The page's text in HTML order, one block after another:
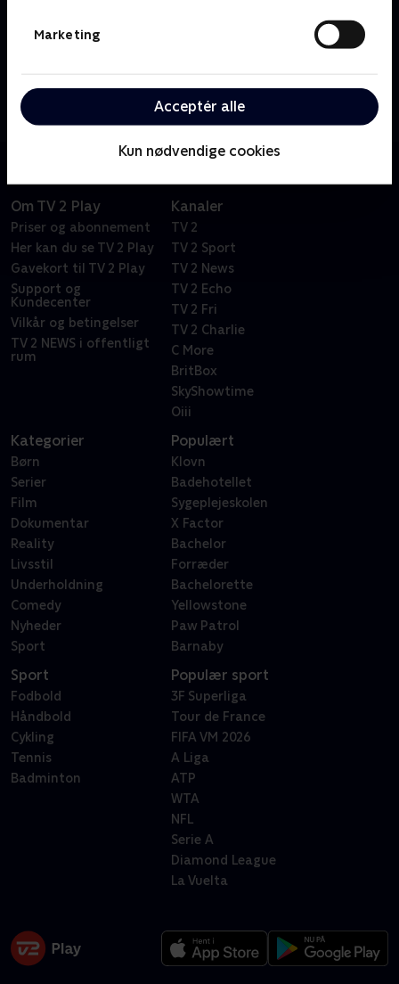
Marketing
Acceptér alle
Kun nødvendige cookies
på strømmen. Men hvordan får en familie i Danmark
hverdagen til at fungere, hvis der slukkes helt for
familie, når de i 20 dage prøver at leve uden strøm
derhjemme.
Om TV 2 Play
Priser og abonnement
Her kan du se TV 2 Play
Gavekort til TV 2 Play
Support og
Kundecenter
Vilkår og betingelser
TV 2 NEWS i offentligt
rum
Kanaler
TV 2
TV 2 Sport
TV 2 News
TV 2 Echo
TV 2 Fri
TV 2 Charlie
C More
BritBox
SkyShowtime
Oiii
Kategorier
Børn
Serier
Film
Dokumentar
Reality
Livsstil
Underholdning
Comedy
Nyheder
Sport
Populært
Klovn
Badehotellet
Sygeplejeskolen
X Factor
Bachelor
Forræder
Bachelorette
Yellowstone
Paw Patrol
Barnaby
Sport
Fodbold
Håndbold
Cykling
Tennis
Badminton
Populær sport
3F Superliga
Tour de France
FIFA VM 2026
A Liga
ATP
WTA
NFL
Serie A
Diamond League
La Vuelta